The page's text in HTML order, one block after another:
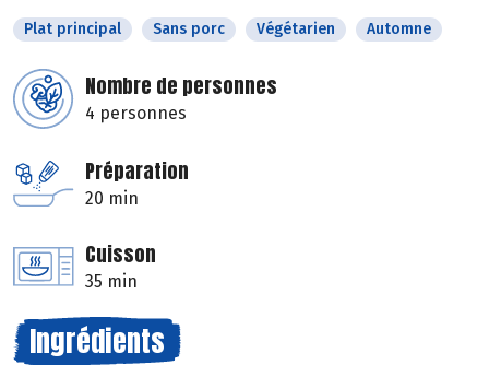
Plat principal Sans porc Végétarien Automne
Nombre de personnes
4 personnes
Préparation
20 min
Cuisson
35 min
Ingrédients